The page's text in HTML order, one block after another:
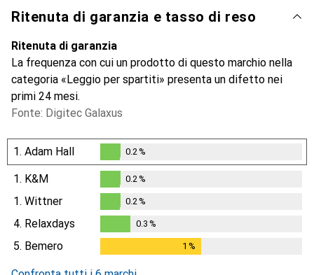
Ritenuta di garanzia e tasso di reso
Ritenuta di garanzia
La frequenza con cui un prodotto di questo marchio nella
categoria «Leggio per spartiti» presenta un difetto nei
primi 24 mesi.
Fonte: Digitec Galaxus
1. Adam Hall
0.2%
0.2 %
1. K&M
0.2%
0.2 %
1. Wittner
0.2%
0.2 %
4. Relaxdays
0.3%
0.3 %
5. Bemero 1 %